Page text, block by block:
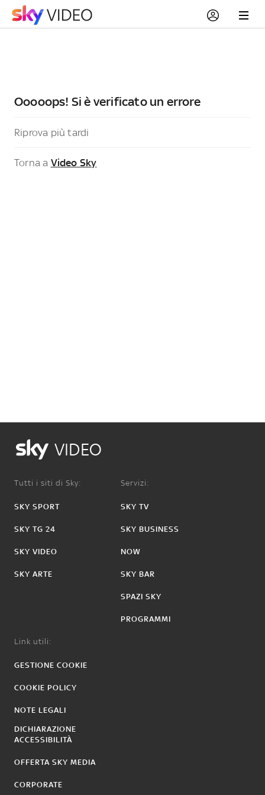
Ooooops! Si è verificato un errore
Riprova più tardi
Torna a Video Sky
VIDEO
Tutti i siti di Sky:
SKY SPORT
SKY TG 24
SKY VIDEO
SKY ARTE
Servizi:
SKY TV
SKY BUSINESS
NOW
SKY BAR
SPAZI SKY
PROGRAMMI
Link utili:
GESTIONE COOKIE
COOKIE POLICY
NOTE LEGALI
DICHIARAZIONE
ACCESSIBILITÀ
OFFERTA SKY MEDIA
CORPORATE